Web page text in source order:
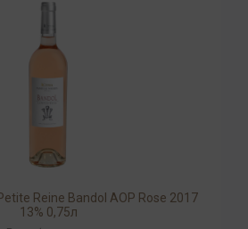
Reine Bandol AOP Rose 2017
13% 0,75л